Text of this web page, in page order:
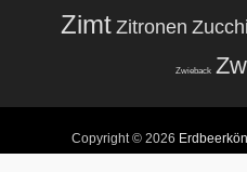
Zimt Zitronen
Zwieback
Copyright © 2026